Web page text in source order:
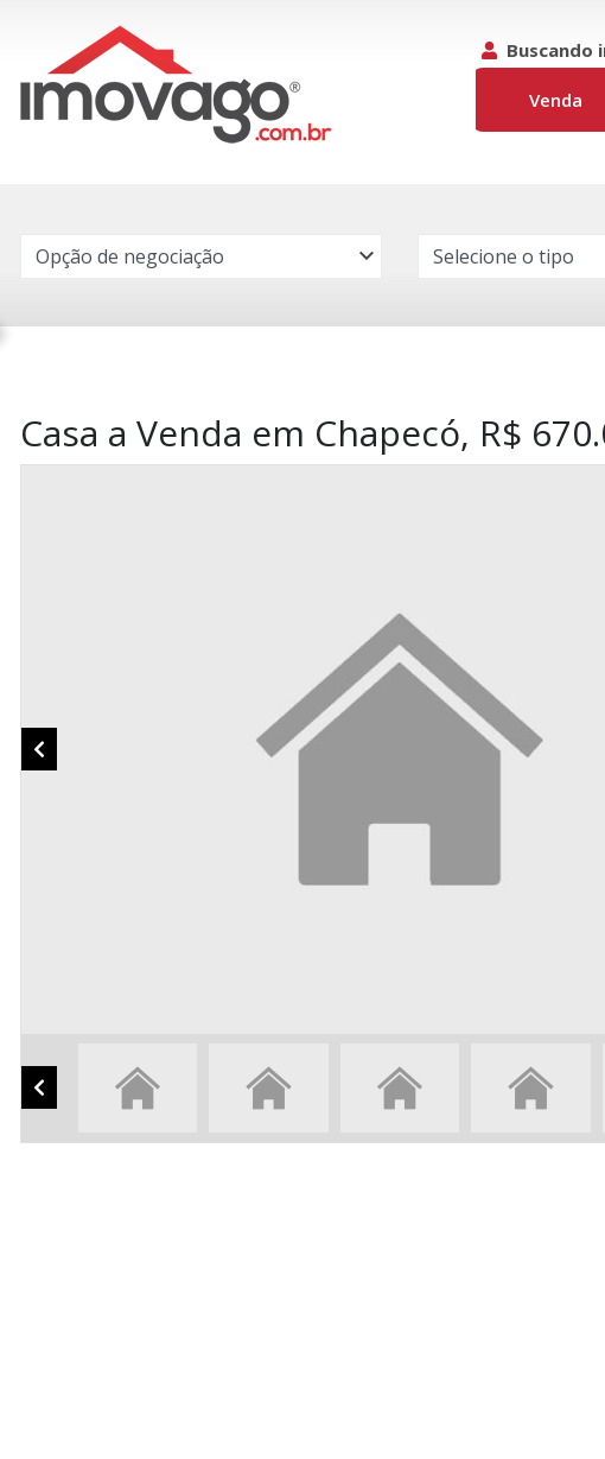
Buscando
Venda
Casa a Venda em Chapecó, R$